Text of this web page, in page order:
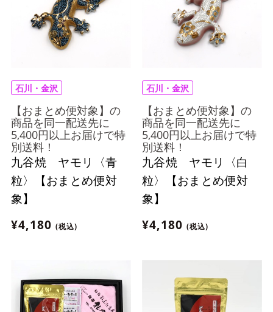
石川・金沢
【おまとめ便対象】の
商品を同一配送先に
5,400円以上お届けで特
別送料！
九谷焼 ヤモリ〈青
粒〉【おまとめ便対
象】
¥4,180 (税込)
石川・金沢
【おまとめ便対象】の
商品を同一配送先に
5,400円以上お届けで特
別送料！
九谷焼 ヤモリ〈白
粒〉【おまとめ便対
象】
¥4,180 (税込)